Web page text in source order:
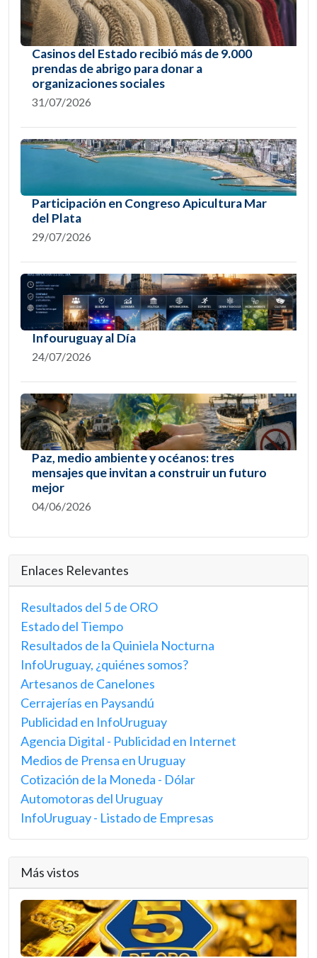
Casinos del Estado recibió más de 9.000
prendas de abrigo para donar a
organizaciones sociales
31/07/2026
Participación en Congreso Apicultura Mar
del Plata
29/07/2026
Infouruguay al Día
24/07/2026
Paz, medio ambiente y océanos: tres
mensajes que invitan a construir un futuro
mejor
04/06/2026
Enlaces Relevantes
Resultados del 5 de ORO
Estado del Tiempo
Resultados de la Quiniela Nocturna
InfoUruguay, ¿quiénes somos?
Artesanos de Canelones
Cerrajerías en Paysandú
Publicidad en InfoUruguay
Agencia Digital - Publicidad en Internet
Medios de Prensa en Uruguay
Cotización de la Moneda - Dólar
Automotoras del Uruguay
InfoUruguay - Listado de Empresas
Más vistos